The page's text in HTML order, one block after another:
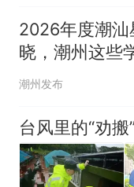
2026年度潮汕
晓，潮州这些
潮州发布
台风里的“劝搬